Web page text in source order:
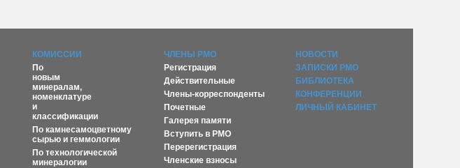
КОМИССИИ
По
новым
минералам,
номенклатуре
и
классификации
По камнесамоцветному
сырью и геммологии
По технологической
минералогии
ЧЛЕНЫ РМО
Регистрация
Действительные
Члены-корреспонденты
Почетные
Галерея памяти
Вступить в РМО
Перерегистрация
Членские взносы
НОВОСТИ
ЗАПИСКИ РМО
БИБЛИОТЕКА
КОНФЕРЕНЦИИ
ЛИЧНЫЙ КАБИНЕТ